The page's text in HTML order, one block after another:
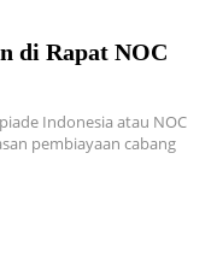
di Rapat NOC
Indonesia atau NOC
pembiayaan cabang